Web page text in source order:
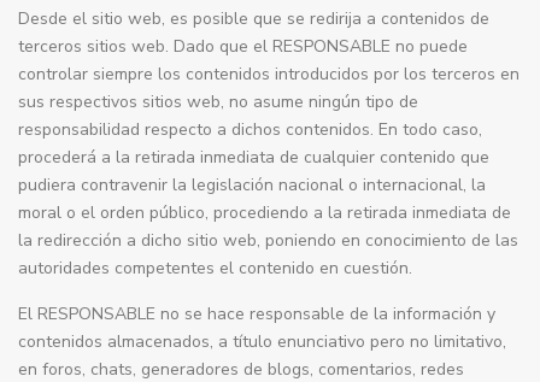
Desde el sitio web, es posible que se redirija a contenidos de
terceros sitios web. Dado que el RESPONSABLE no puede
controlar siempre los contenidos introducidos por los terceros en
sus respectivos sitios web, no asume ningún tipo de
responsabilidad respecto a dichos contenidos. En todo caso,
procederá a la retirada inmediata de cualquier contenido que
pudiera contravenir la legislación nacional o internacional, la
moral o el orden público, procediendo a la retirada inmediata de
la redirección a dicho sitio web, poniendo en conocimiento de las
autoridades competentes el contenido en cuestión.
El RESPONSABLE no se hace responsable de la información y
contenidos almacenados, a título enunciativo pero no limitativo,
en foros, chats, generadores de blogs, comentarios, redes